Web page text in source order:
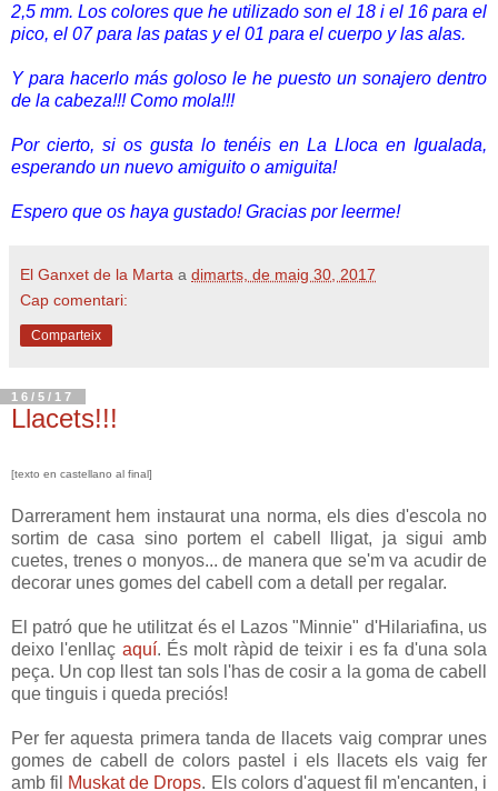
2,5 mm. Los colores que he utilizado son el 18 i el 16 para el
pico, el 07 para las patas y el 01 para el cuerpo y las alas.
Y para hacerlo más goloso le he puesto un sonajero dentro
de la cabeza!!! Como mola!!!
Por cierto, si os gusta lo tenéis en La Lloca en Igualada,
esperando un nuevo amiguito o amiguita!
Espero que os haya gustado! Gracias por leerme!
El Ganxet de la Marta a dimarts, de maig 30, 2017
Cap comentari:
Comparteix
16/5/17
Llacets!!!
[texto en castellano al final]
Darrerament hem instaurat una norma, els dies d'escola no
sortim de casa sino portem el cabell lligat, ja sigui amb
cuetes, trenes o monyos... de manera que se'm va acudir de
decorar unes gomes del cabell com a detall per regalar.
El patró que he utilitzat és el Lazos "Minnie" d'Hilariafina, us
deixo l'enllaç aquí. És molt ràpid de teixir i es fa d'una sola
peça. Un cop llest tan sols l'has de cosir a la goma de cabell
que tinguis i queda preciós!
Per fer aquesta primera tanda de llacets vaig comprar unes
gomes de cabell de colors pastel i els llacets els vaig fer
amb fil
Muskat de Drops. Els colors d'aquest fil m'encanten, i